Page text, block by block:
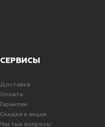
СЕРВИСЫ
Доставка
Оплата
Гарантии
Скидки и акции
Частые вопросы